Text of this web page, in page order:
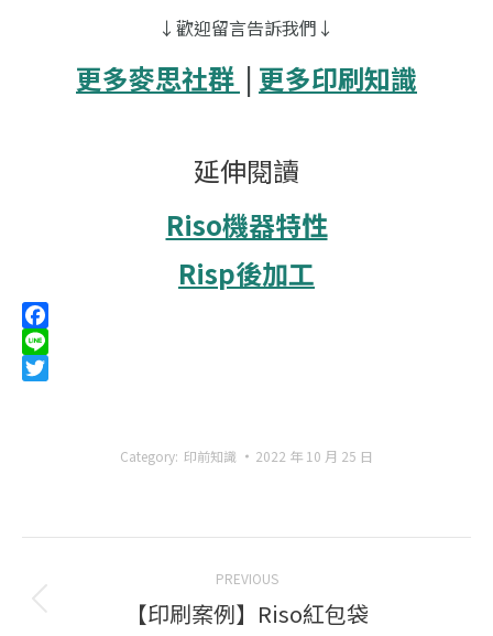
↓歡迎留言告訴我們↓
更多麥思社群 | 更多印刷知識
延伸閱讀
Riso機器特性
Risp後加工
Facebook
Line
Category: 印前知識 2022 年 10 月 25 日
navigation
PREVIOUS
Previous
【印刷案例】Riso紅包袋